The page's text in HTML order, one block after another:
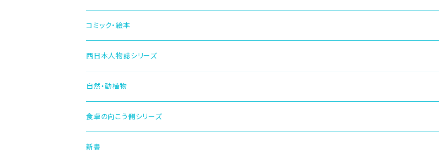
コミック・絵本
西日本人物誌シリーズ
自然・動植物
食卓の向こう側シリーズ
新書